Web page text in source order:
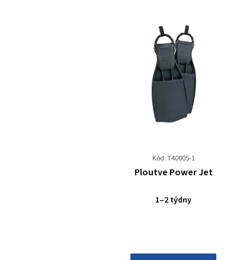
Kód: T40005-1
Průměrné
produktu
5
Ploutve Power Jet
1–2 týdny